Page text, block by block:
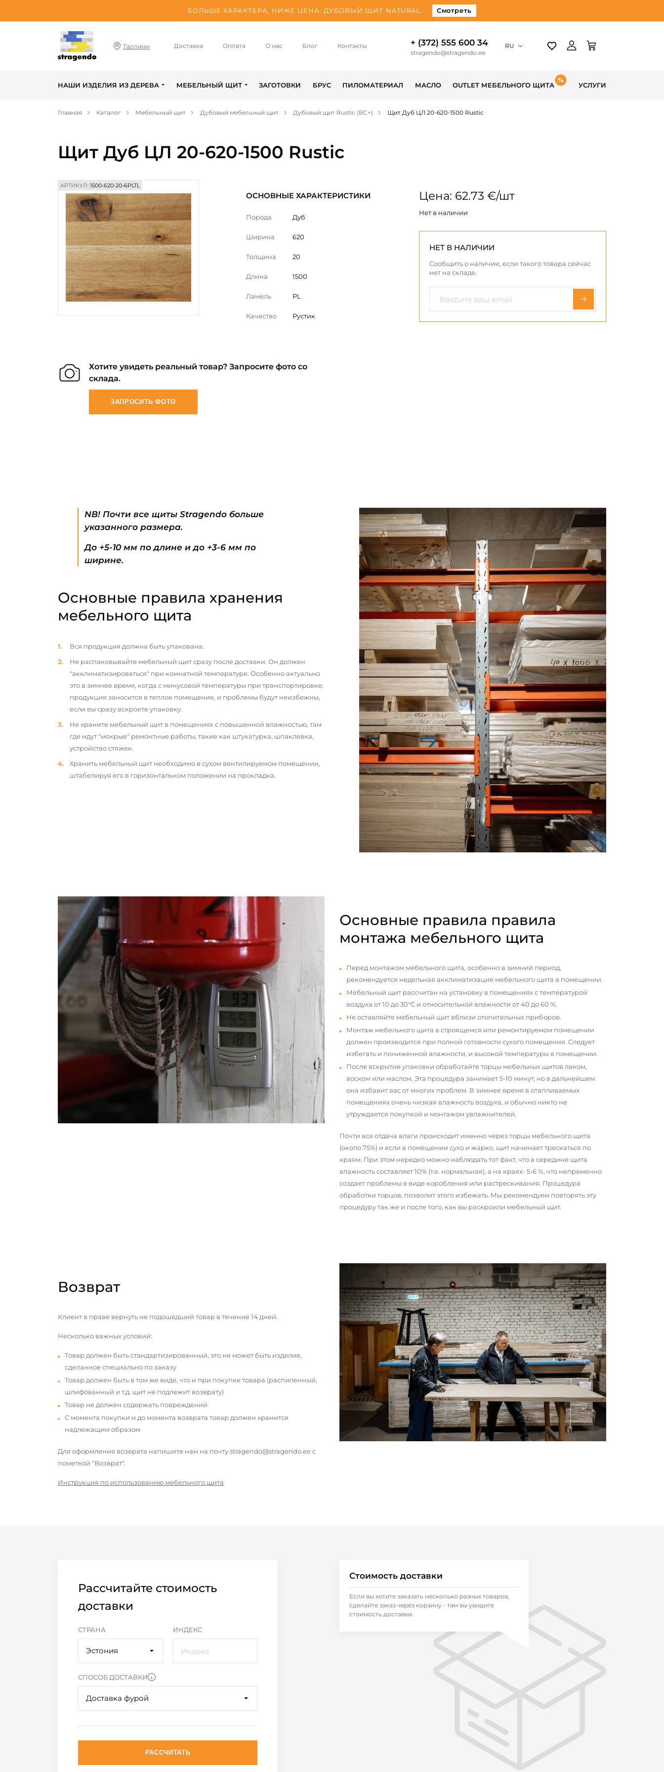
БОЛЬШЕ ХАРАКТЕРА, НИЖЕ ЦЕНА. ДУБОВЫЙ ЩИТ NATURAL. Смотреть
Таллинн Доставка Оплата О нас Блог Контакты + (372) 555 600 34
stragendo@stragendo.ee
RU
НАШИ ИЗДЕЛИЯ ИЗ ДЕРЕВА МЕБЕЛЬНЫЙ ЩИТ ЗАГОТОВКИ БРУС ПИЛОМАТЕРИАЛ МАСЛО OUTLET МЕБЕЛЬНОГО ЩИТА УСЛУГИ
Главная Каталог Мебельный щит Дубовый мебельный щит Дубовый щит Rustic (BC+) Щит Дуб ЦЛ 20-620-1500 Rustic
Щит Дуб ЦЛ 20-620-1500 Rustic
АРТИКУЛ: 1500-620-20-6PLTL
ОСНОВНЫЕ ХАРАКТЕРИСТИКИ
Порода Дуб
Ширина 620
Толщина 20
Длина 1500
Ламель PL
Качество Рустик
Цена: 62.73 €/шт
Нет в наличии
НЕТ В НАЛИЧИИ
Сообщить о наличии, если такого товара сейчас
нет на складе.
Хотите увидеть реальный товар? Запросите фото со
склада.
ЗАПРОСИТЬ ФОТО
NB! Почти все щиты Stragendo больше
указанного размера.
До +5-10 мм по длине и до +3-6 мм по
ширине.
Основные правила хранения
мебельного щита
Вся продукция должна быть упакована.
Не распаковывайте мебельный щит сразу после доставки. Он должен
"акклиматизироваться" при комнатной температуре. Особенно актуально
это в зимнее время, когда с минусовой температуры при транспортировке,
продукция заносится в теплое помещение, и проблемы будут неизбежны,
если вы сразу вскроете упаковку.
Не храните мебельный щит в помещениях с повышенной влажностью, там
где идут "мокрые" ремонтные работы, такие как штукатурка, шпаклевка,
устройство стяжек.
Хранить мебельный щит необходимо в сухом вентилируемом помещении,
штабелируя его в горизонтальном положении на прокладка.
Основные правила правила
монтажа мебельного щита
Перед монтажом мебельного щита, особенно в зимний период,
рекомендуется недельная акклиматизация мебельного щита в помещении.
Мебельный щит рассчитан на установку в помещениях с температурой
воздуха от 10 до 30°С и относительной влажности от 40 до 60 %.
Не оставляйте мебельный щит вблизи отопительных приборов.
Монтаж мебельного щита в строящемся или ремонтируемом помещении
должен производится при полной готовности сухого помещения. Следует
избегать и пониженной влажности, и высокой температуры в помещении.
После вскрытия упаковки обработайте торцы мебельных щитов лаком,
воском или маслом. Эта процедура занимает 5-10 минут, но в дальнейшем
она избавит вас от многих проблем. В зимнее время в отапливаемых
помещениях очень низкая влажность воздуха, и обычно никто не
утруждается покупкой и монтажом увлажнителей.
Почти вся отдача влаги происходит именно через торцы мебельного щита
(около 75%) и если в помещении сухо и жарко, щит начинает трескаться по
краям. При этом нередко можно наблюдать тот факт, что в середине щита
влажность составляет 10% (т.е. нормальная), а на краях- 5-6 %, что непременно
создает проблемы в виде коробления или растрескивания. Процедура
обработки торцов, позволит этого избежать. Мы рекомендуем повторять эту
процедуру так же и после того, как вы раскроили мебельный щит.
Возврат
Клиент в праве вернуть не подошедший товар в течение 14 дней.
Несколько важных условий:
Товар должен быть стандартизированный, это не может быть изделие,
сделанное специально по заказу
Товар должен быть в том же виде, что и при покупке товара (распиленный,
шлифованный и т.д. щит не подлежит возврату)
Товар не должен содержать повреждений
С момента покупки и до момента возврата товар должен хранится
надлежащим образом
Для оформления возврата напишите нам на почту stragendo@stragendo.ee с
пометкой "Возврат".
Инструкция по использованию мебельного щита
Рассчитайте стоимость
доставки
СТРАНА
Эстония
ИНДЕКС
СПОСОБ ДОСТАВКИ
Доставка фурой
РАССЧИТАТЬ
Стоимость доставки
Если вы хотите заказать несколько разных товаров,
сделайте заказ через корзину - там вы увидите
стоимость доставки.